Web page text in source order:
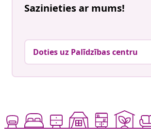
Sazinieties ar mums!
Doties uz Palīdzības centru